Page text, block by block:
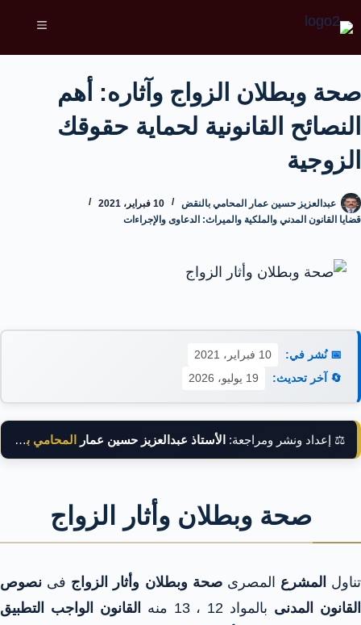
صحة وبطلان الزواج وآثاره: أهم
النصائح القانونية لحماية حقوقك
الزوجية
عبدالعزيز حسين عمار المحامي بالنقض
10 فبراير، 2021
قضايا القانون المدني والملكية والميراث: الدعاوى والإجراءات
📅 نُشر في:
10 فبراير، 2021
🔄 آخر تحديث:
19 يوليو، 2026
⚖️ إعداد ونشر ومراجعة: الأستاذ عبدالعزيز حسين عمار المحامي بالنقض
صحة وبطلان وأثار الزواج
تناول المشرع المصرىصحة وبطلان وأثار الزواج فى نصوص
القانون المدنى بالمواد 12 ، 13 منه
القانون الواجب التطبيق